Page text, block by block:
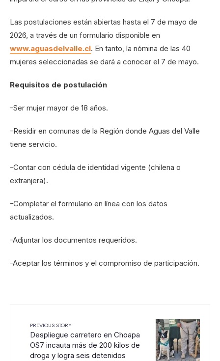
Las postulaciones están abiertas hasta el 7 de mayo de
2026, a través de un formulario disponible en
www.aguasdelvalle.cl. En tanto, la nómina de las 40
mujeres seleccionadas se dará a conocer el 7 de mayo.
Requisitos de postulación
-Ser mujer mayor de 18 años.
-Residir en comunas de la Región donde Aguas del Valle
tiene servicio.
-Contar con cédula de identidad vigente (chilena o
extranjera).
-Completar el formulario en línea con los datos
actualizados.
-Adjuntar los documentos requeridos.
-Aceptar los términos y el compromiso de participación.
PREVIOUS STORY
Despliegue carretero en Choapa
OS7 incauta más de 200 kilos de
droga y logra seis detenidos